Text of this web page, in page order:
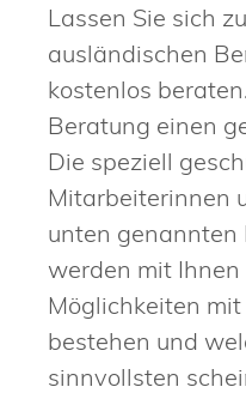
Lassen Sie sich
ausländischen
kostenlos
Beratung einen
Die speziell
Mitarbeiterinnen
unten genannten
werden mit
Möglichkeiten
bestehen und
sinnvollsten